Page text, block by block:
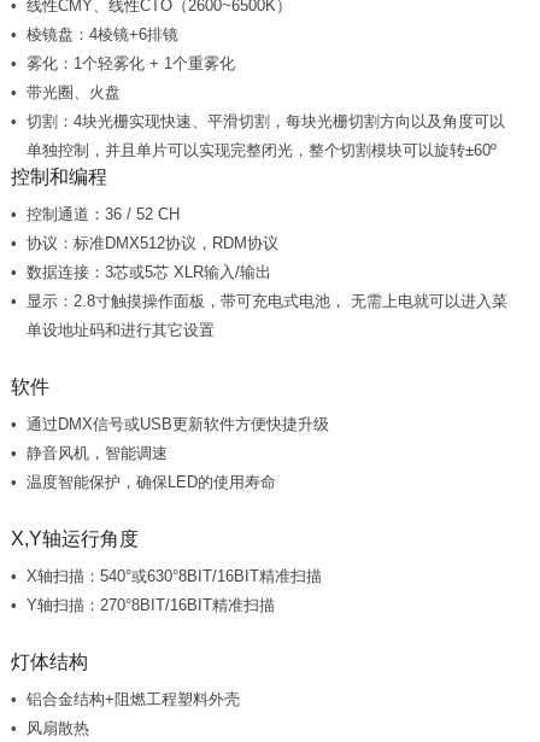
线性CMY、线性CTO（2600~6500K）
棱镜盘：4棱镜+6排镜
雾化：1个轻雾化 + 1个重雾化
带光圈、火盘
单独控制，并且单片可以实现完整闭光，整个切割模块可以旋转±60º
控制和编程
控制通道：36 / 52 CH
协议：标准DMX512协议，RDM协议
数据连接：3芯或5芯 XLR输入/输出
单设地址码和进行其它设置
软件
通过DMX信号或USB更新软件方便快捷升级
静音风机，智能调速
温度智能保护，确保LED的使用寿命
X,Y轴运行角度
X轴扫描：540°或630°8BIT/16BIT精准扫描
Y轴扫描：270°8BIT/16BIT精准扫描
灯体结构
铝合金结构+阻燃工程塑料外壳
风扇散热